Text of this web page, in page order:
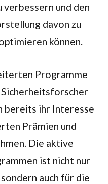
und den
davon zu
können.
Programme
bereits ihr Interesse
Prämien und
Die aktive
ist nicht nur
auch für die